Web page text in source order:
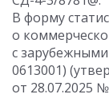
В форму
о
с
0613001)
от 28.07.2025